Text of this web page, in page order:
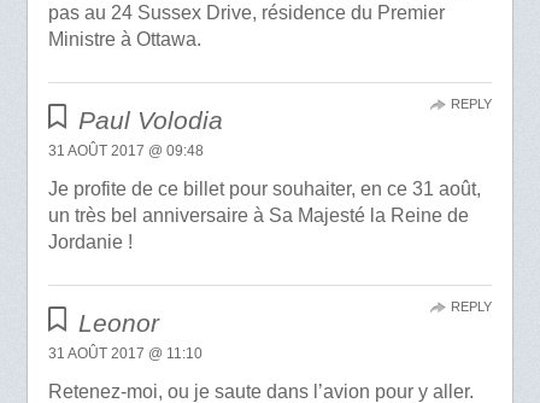
pas au 24 Sussex Drive, résidence du Premier
Ministre à Ottawa.
Paul Volodia
31 AOÛT 2017 @ 09:48
Je profite de ce billet pour souhaiter, en ce 31 août,
un très bel anniversaire à Sa Majesté la Reine de
Jordanie !
REPLY
Leonor
31 AOÛT 2017 @ 11:10
Retenez-moi, ou je saute dans l’avion pour y aller.
REPLY